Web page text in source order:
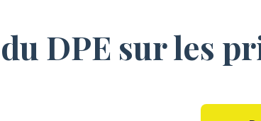
DPE sur les